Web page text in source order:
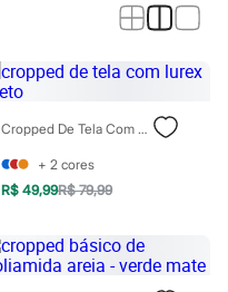
Cropped De Tela Com Lurex Preto
+ 2 cores
R$ 49,99R$ 79,99